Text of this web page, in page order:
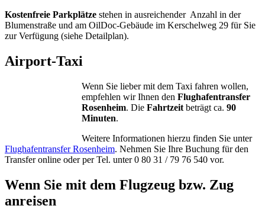
Kostenfreie Parkplätze stehen in ausreichender Anzahl in der
Blumenstraße und am OilDoc-Gebäude im Kerschelweg 29 für Sie
zur Verfügung (siehe Detailplan).
Airport-Taxi
Wenn Sie lieber mit dem Taxi fahren wollen,
empfehlen wir Ihnen den Flughafentransfer
Rosenheim. Die Fahrtzeit beträgt ca. 90
Minuten.
Weitere Informationen hierzu finden Sie unter
Flughafentransfer Rosenheim. Nehmen Sie Ihre Buchung für den
Transfer online oder per Tel. unter 0 80 31 / 79 76 540 vor.
Wenn Sie mit dem Flugzeug bzw. Zug
anreisen